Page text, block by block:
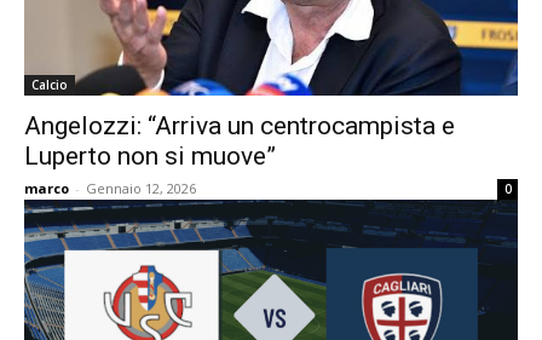
Calcio
Angelozzi: “Arriva un centrocampista e
Luperto non si muove”
marco - Gennaio 12, 2026 0